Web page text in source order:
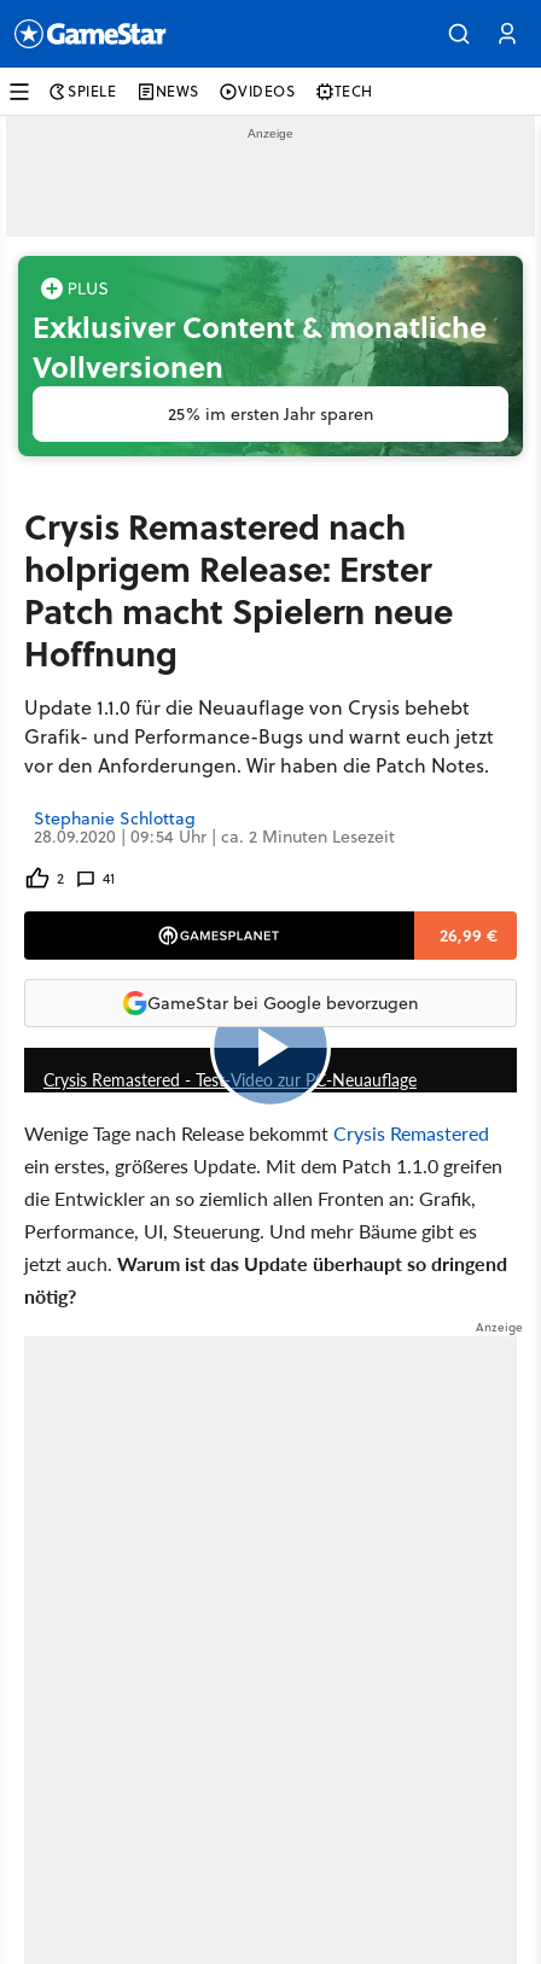
SPIELE NEWS VIDEOS TECH
Exklusiver Content & monatliche
Vollversionen
25% im ersten Jahr sparen
Crysis Remastered nach
holprigem Release: Erster
Patch macht Spielern neue
Hoffnung
Update 1.1.0 für die Neuauflage von Crysis behebt
Grafik- und Performance-Bugs und warnt euch jetzt
vor den Anforderungen. Wir haben die Patch Notes.
Stephanie Schlottag
28.09.2020 | 09:54 Uhr | ca. 2 Minuten Lesezeit
2 41
26,99 €
GameStar bei Google bevorzugen
22:26
Crysis Remastered - Test-Video zur PC-Neuauflage
Wenige Tage nach Release bekommtCrysis Remastered
ein erstes, größeres Update. Mit dem Patch 1.1.0 greifen
die Entwickler an so ziemlich allen Fronten an: Grafik,
Performance, UI, Steuerung. Und mehr Bäume gibt es
jetzt auch. Warum ist das Update überhaupt so dringend
nötig?